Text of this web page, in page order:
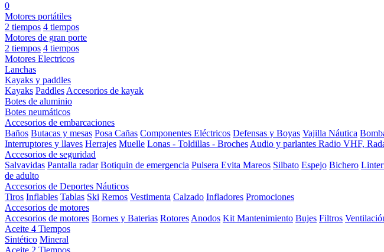
0
Motores portátiles
2 tiempos 4 tiempos
Motores de gran porte
2 tiempos 4 tiempos
Motores Electricos
Lanchas
Kayaks y paddles
Kayaks Paddles Accesorios de kayak
Botes de aluminio
Botes neumáticos
Accesorios de embarcaciones
Baños Butacas y mesas Posa Cañas Componentes Eléctricos Defensas y Boyas Vajilla Náutica
Interruptores y llaves Herrajes Muelle Lonas - Toldillas - Broches Audio y parlantes Radio VHF,
Accesorios de seguridad
Salvavidas Pantalla radar Botiquin de emergencia Pulsera Evita Mareos Silbato Espejo Bichero
de adulto
Accesorios de Deportes Náuticos
Tiros Inflables Tablas Ski Remos Vestimenta Calzado Infladores Promociones
Accesorios de motores
Accesorios de motores Bornes y Baterias Rotores Anodos Kit Mantenimiento Bujes Filtros
Aceite 4 Tiempos
Sintético Mineral
Aceite 2 Tiempos